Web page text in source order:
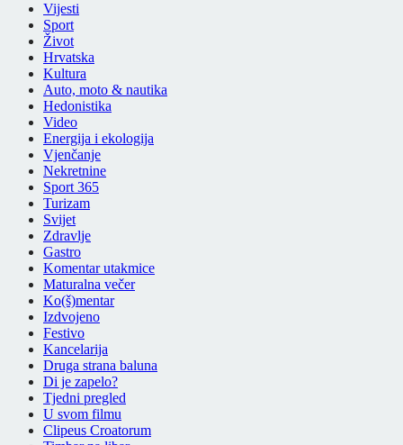
Vijesti
Sport
Život
Hrvatska
Kultura
Auto, moto & nautika
Hedonistika
Video
Energija i ekologija
Vjenčanje
Nekretnine
Sport 365
Turizam
Svijet
Zdravlje
Gastro
Komentar utakmice
Maturalna večer
Ko(š)mentar
Izdvojeno
Festivo
Kancelarija
Druga strana baluna
Di je zapelo?
Tjedni pregled
U svom filmu
Clipeus Croatorum